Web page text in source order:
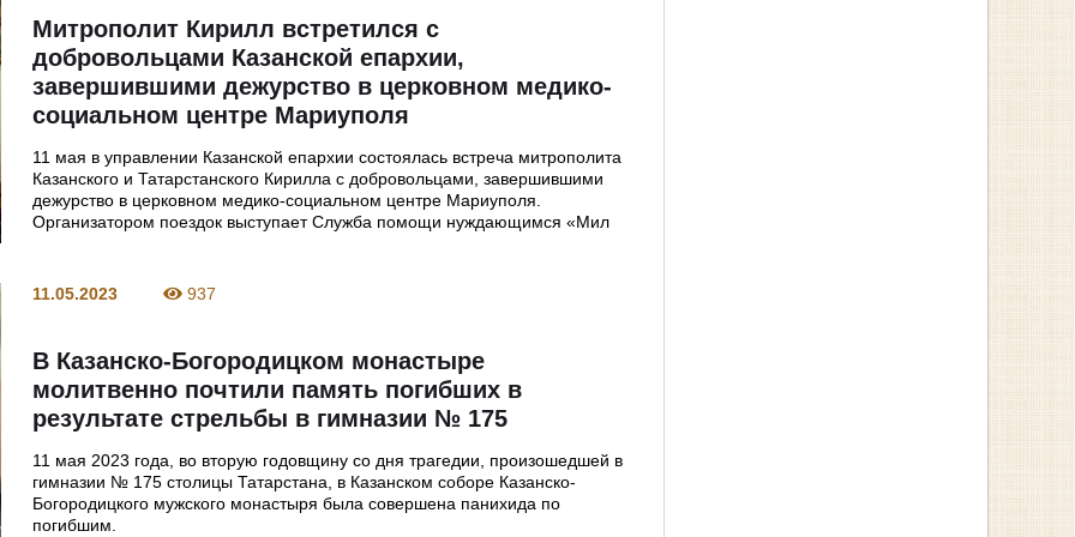
Митрополит Кирилл встретился с
добровольцами Казанской епархии,
завершившими дежурство в церковном медико-
социальном центре Мариуполя
11 мая в управлении Казанской епархии состоялась встреча митрополита
Казанского и Татарстанского Кирилла с добровольцами, завершившими
дежурство в церковном медико-социальном центре Мариуполя.
Организатором поездок выступает Служба помощи нуждающимся «Мил
11.05.2023 937
В Казанско-Богородицком монастыре
молитвенно почтили память погибших в
результате стрельбы в гимназии № 175
11 мая 2023 года, во вторую годовщину со дня трагедии, произошедшей в
гимназии № 175 столицы Татарстана, в Казанском соборе Казанско-
Богородицкого мужского монастыря была совершена панихида по
погибшим.